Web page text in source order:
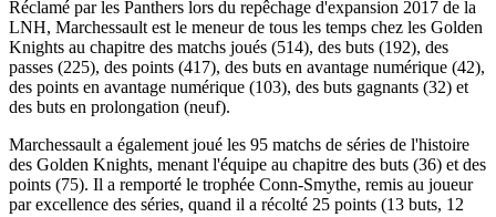
Réclamé par les Panthers lors du repêchage d'expansion 2017 de la
LNH, Marchessault est le meneur de tous les temps chez les Golden
Knights au chapitre des matchs joués (514), des buts (192), des
passes (225), des points (417), des buts en avantage numérique (42),
des points en avantage numérique (103), des buts gagnants (32) et
des buts en prolongation (neuf).
Marchessault a également joué les 95 matchs de séries de l'histoire
des Golden Knights, menant l'équipe au chapitre des buts (36) et des
points (75). Il a remporté le trophée Conn-Smythe, remis au joueur
par excellence des séries, quand il a récolté 25 points (13 buts, 12